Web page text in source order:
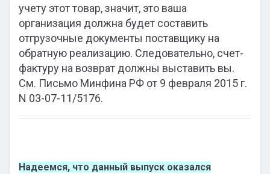
учету этот товар, значит, это ваша
организация должна будет составить
отгрузочные документы поставщику на
обратную реализацию. Следовательно, счет-
фактуру на возврат должны выставить вы.
См. Письмо Минфина РФ от 9 февраля 2015 г.
N 03-07-11/5176.
Надеемся, что данный выпуск оказался